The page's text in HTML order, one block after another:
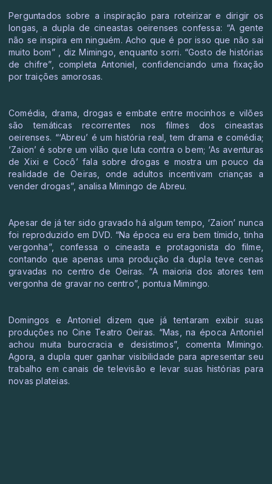
Perguntados sobre a inspiração para roteirizar e dirigir os
longas, a dupla de cineastas oeirenses confessa: “A gente
não se inspira em ninguém. Acho que é por isso que não sai
muito bom” , diz Mimingo, enquanto sorri. “Gosto de histórias
de chifre”, completa Antoniel, confidenciando uma fixação
por traições amorosas.
Comédia, drama, drogas e embate entre mocinhos e vilões
são temáticas recorrentes nos filmes dos cineastas
oeirenses. “‘Abreu’ é um história real, tem drama e comédia;
‘Zaion’ é sobre um vilão que luta contra o bem; ‘As aventuras
de Xixi e Cocô’ fala sobre drogas e mostra um pouco da
realidade de Oeiras, onde adultos incentivam crianças a
vender drogas”, analisa Mimingo de Abreu.
Apesar de já ter sido gravado há algum tempo, ‘Zaion’ nunca
foi reproduzido em DVD. “Na época eu era bem tímido, tinha
vergonha”, confessa o cineasta e protagonista do filme,
contando que apenas uma produção da dupla teve cenas
gravadas no centro de Oeiras. “A maioria dos atores tem
vergonha de gravar no centro”, pontua Mimingo.
Domingos e Antoniel dizem que já tentaram exibir suas
produções no Cine Teatro Oeiras. “Mas, na época Antoniel
achou muita burocracia e desistimos”, comenta Mimingo.
Agora, a dupla quer ganhar visibilidade para apresentar seu
trabalho em canais de televisão e levar suas histórias para
novas plateias.